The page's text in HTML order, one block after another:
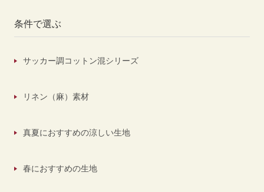
条件で選ぶ
サッカー調コットン混シリーズ
リネン（麻）素材
真夏におすすめの涼しい生地
春におすすめの生地